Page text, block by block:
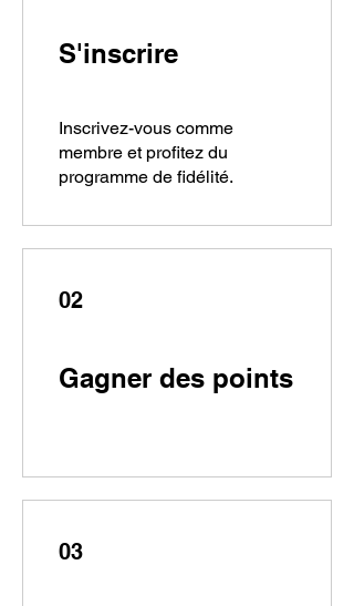
S'inscrire
Inscrivez-vous comme
membre et profitez du
programme de fidélité.
02
Gagner des points
03